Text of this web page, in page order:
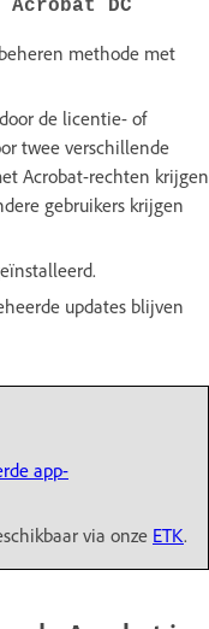
DC
methode met
de licentie- of
twee verschillende
Acrobat-rechten krijgen
gebruikers krijgen
updates blijven
app-
via onze ETK.